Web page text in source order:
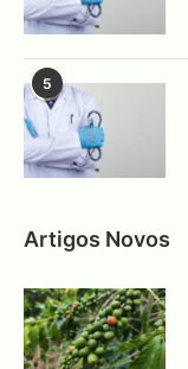
5
Artigos Novos